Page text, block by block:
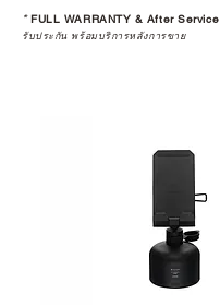
*FULL WARRANTY & After Service
รับประกัน พร้อมบริการหลังการขาย